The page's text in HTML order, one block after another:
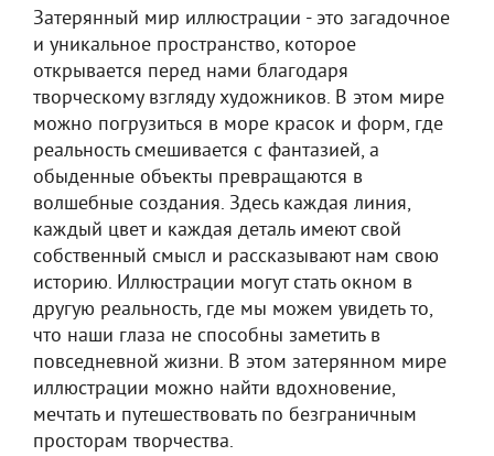
Затерянный мир иллюстрации - это загадочное
и уникальное пространство, которое
открывается перед нами благодаря
творческому взгляду художников. В этом мире
можно погрузиться в море красок и форм, где
реальность смешивается с фантазией, а
обыденные объекты превращаются в
волшебные создания. Здесь каждая линия,
каждый цвет и каждая деталь имеют свой
собственный смысл и рассказывают нам свою
историю. Иллюстрации могут стать окном в
другую реальность, где мы можем увидеть то,
что наши глаза не способны заметить в
повседневной жизни. В этом затерянном мире
иллюстрации можно найти вдохновение,
мечтать и путешествовать по безграничным
просторам творчества.